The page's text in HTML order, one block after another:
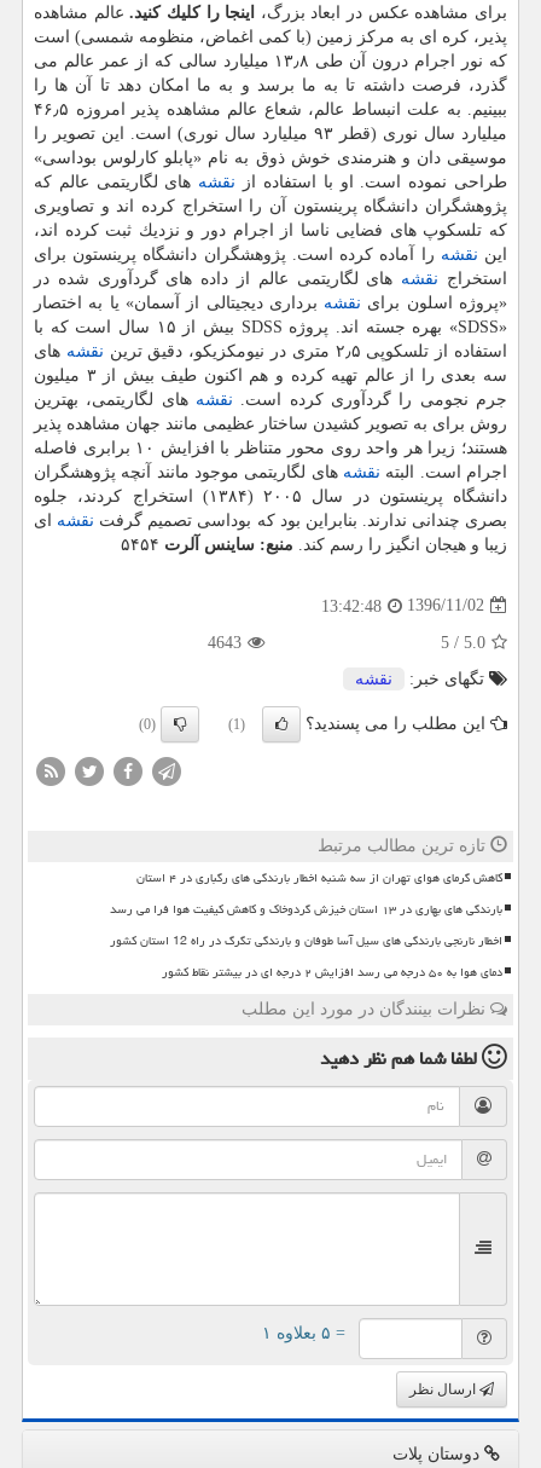
برای مشاهده عكس در ابعاد بزرگ،
اینجا را كلیك كنید. عالم مشاهده
پذیر، كره ای به مركز زمین (با كمی اغماض، منظومه شمسی) است
كه نور اجرام درون آن طی ۱۳٫۸ میلیارد سالی كه از عمر عالم می
گذرد، فرصت داشته تا به ما برسد و به ما امكان دهد تا آن ها را
ببینیم. به علت انبساط عالم، شعاع عالم مشاهده پذیر امروزه ۴۶٫۵
میلیارد سال نوری (قطر ۹۳ میلیارد سال نوری) است. این تصویر را
موسیقی دان و هنرمندی خوش ذوق به نام «پابلو كارلوس بوداسی»
طراحی نموده است. او با استفاده از نقشه های لگاریتمی عالم كه
پژوهشگران دانشگاه پرینستون آن را استخراج كرده اند و تصاویری
كه تلسكوپ های فضایی ناسا از اجرام دور و نزدیك ثبت كرده اند،
این نقشه را آماده كرده است. پژوهشگران دانشگاه پرینستون برای
استخراج نقشه های لگاریتمی عالم از داده های گردآوری شده در
«پروژه اسلون برای نقشه برداری دیجیتالی از آسمان» یا به اختصار
«SDSS» بهره جسته اند. پروژه SDSS بیش از ۱۵ سال است كه با
استفاده از تلسكوپی ۲٫۵ متری در نیومكزیكو، دقیق ترین
نقشه های
سه بعدی را از عالم تهیه كرده و هم اكنون طیف بیش از ۳ میلیون
جرم نجومی را گردآوری كرده است. نقشه های لگاریتمی، بهترین
روش برای به تصویر كشیدن ساختار عظیمی مانند جهان مشاهده پذیر
هستند؛ زیرا هر واحد روی محور متناظر با افزایش ۱۰ برابری فاصله
اجرام است. البته نقشه های لگاریتمی موجود مانند آنچه پژوهشگران
دانشگاه پرینستون در سال ۲۰۰۵ (۱۳۸۴) استخراج كردند، جلوه
بصری چندانی ندارند. بنابراین بود كه بوداسی تصمیم گرفت نقشه ای
زیبا و هیجان انگیز را رسم كند. منبع: ساینس آلرت
1396/11/02
13:42:48
5.0
/
5
4643
تگهای خبر:
نقشه
این مطلب را می پسندید؟ (1)
(0)
تازه ترین مطالب مرتبط
کاهش گرمای هوای تهران از سه شنبه اخطار بارندگی های رگباری در ۴ استان
بارندگی های بهاری در ۱۳ استان خیزش گردوخاک و کاهش کیفیت هوا فرا می رسد
اخطار نارنجی بارندگی های سیل آسا طوفان و بارندگی تگرگ در راه 12 استان کشور
دمای هوا به ۵۰ درجه می رسد افزایش ۲ درجه ای در بیشتر نقاط کشور
نظرات بینندگان در مورد این مطلب
لطفا شما همنظر دهید
= ۵ بعلاوه ۱
ارسال نظر
دوستان پلات